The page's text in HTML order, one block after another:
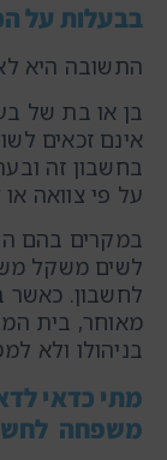
בבעלות על
התשובה היא
בן או בת של
אינם זכאים
בחשבון זה
על פי צוואה או
במקרים בהם
לשים משקל
לחשבון. כאשר
מאוחר, בית
בניהולו ולא
מתי כדאי
משפחה